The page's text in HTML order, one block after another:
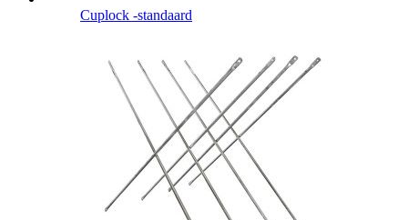
Cuplock -standaard